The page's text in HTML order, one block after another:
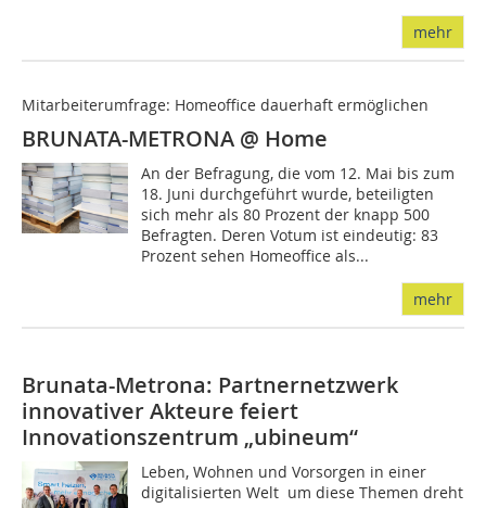
mehr
Mitarbeiterumfrage: Homeoffice dauerhaft ermöglichen
BRUNATA-METRONA @ Home
An der Befragung, die vom 12. Mai bis zum
18. Juni durchgeführt wurde, beteiligten
sich mehr als 80 Prozent der knapp 500
Befragten. Deren Votum ist eindeutig: 83
Prozent sehen Homeoffice als...
mehr
Brunata-Metrona: Partnernetzwerk
innovativer Akteure feiert
Innovationszentrum „ubineum“
Leben, Wohnen und Vorsorgen in einer
digitalisierten Welt  um diese Themen dreht